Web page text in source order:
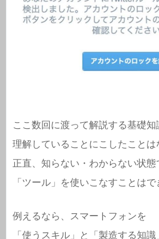
ここ数回に渡って解説する基礎知
理解していることにこしたことは
正直、知らない・わからない状態
「ツール」を使いこなすことはで
例えるなら、スマートフォンを
「使うスキル」と「製造する知